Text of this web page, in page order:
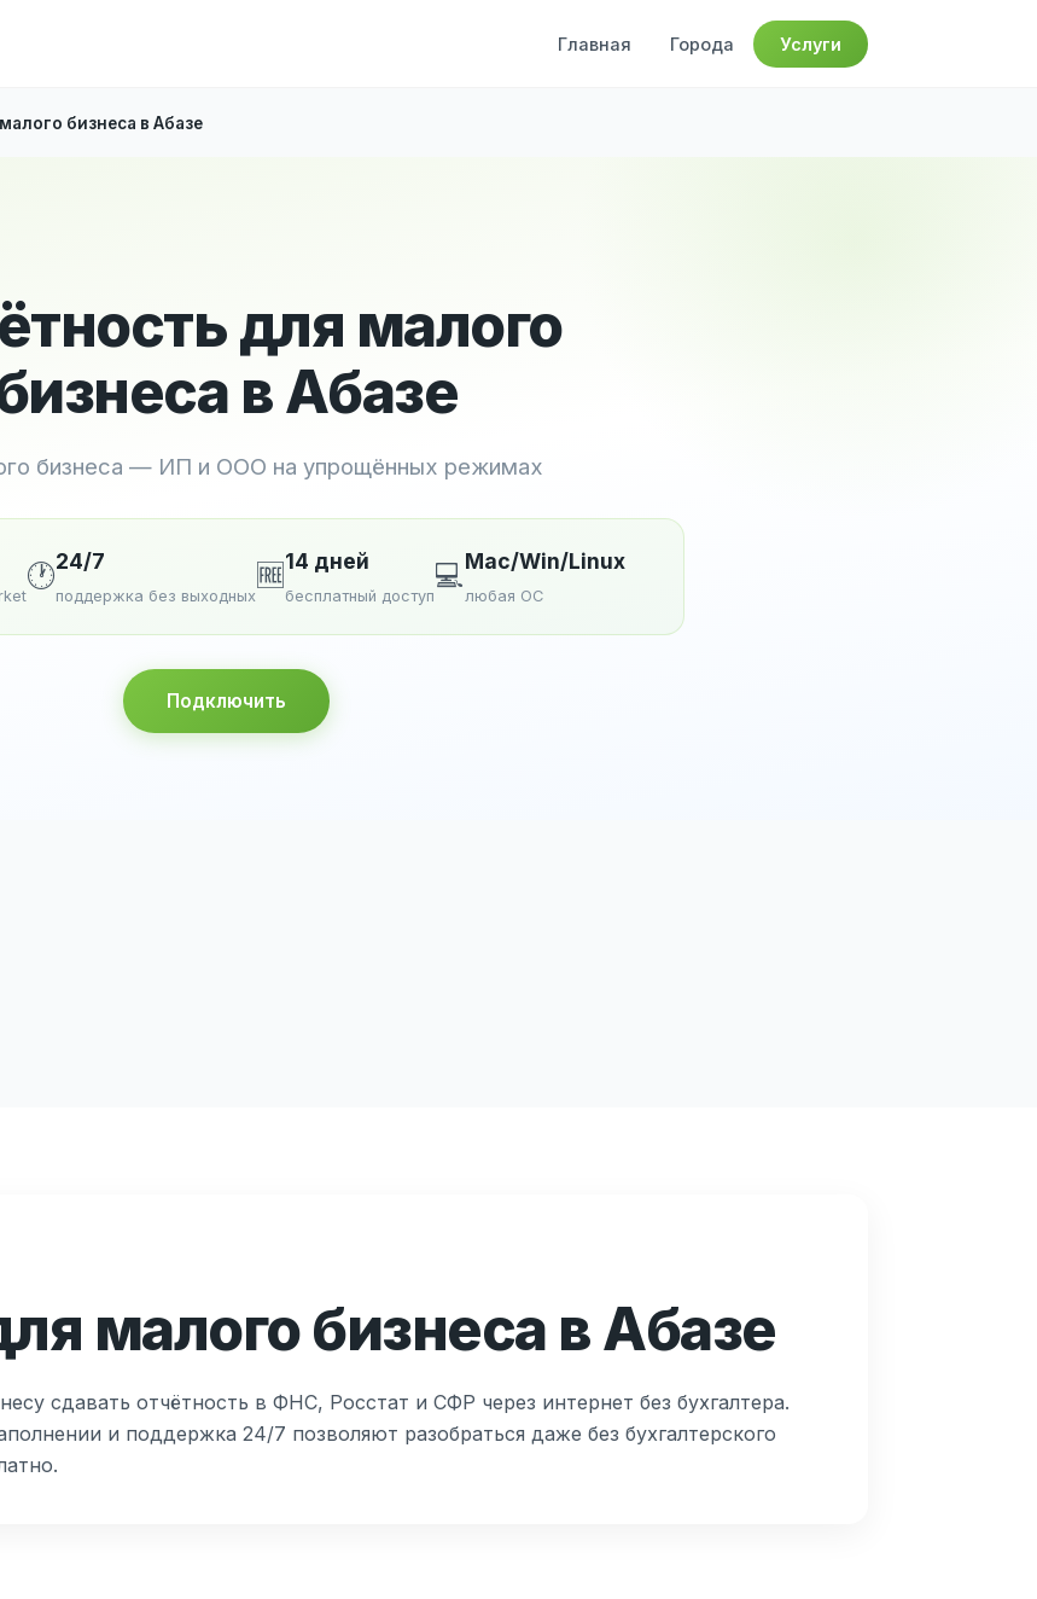
Главная Города Услуги
бизнеса в Абазе
для малого
в Абазе
бизнеса — ИП и ООО на упрощённых режимах
🕐24/7
поддержка без выходных
🆓14 дней
бесплатный доступ
💻Mac/Win/Linux
любая ОС
Подключить
малого бизнеса в Абазе
сдавать отчётность в ФНС, Росстат и СФР через интернет без бухгалтера.
и поддержка 24/7 позволяют разобраться даже без бухгалтерского